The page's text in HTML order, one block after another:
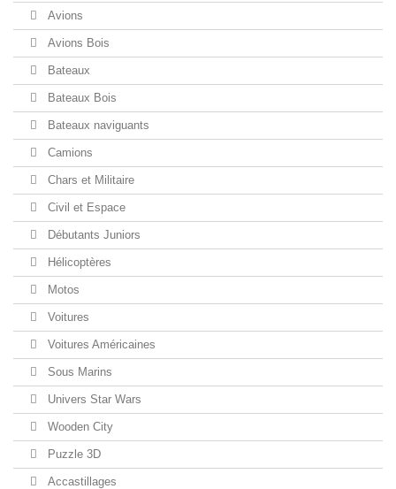
Avions
Avions Bois
Bateaux
Bateaux Bois
Bateaux naviguants
Camions
Chars et Militaire
Civil et Espace
Débutants Juniors
Hélicoptères
Motos
Voitures
Voitures Américaines
Sous Marins
Univers Star Wars
Wooden City
Puzzle 3D
Accastillages